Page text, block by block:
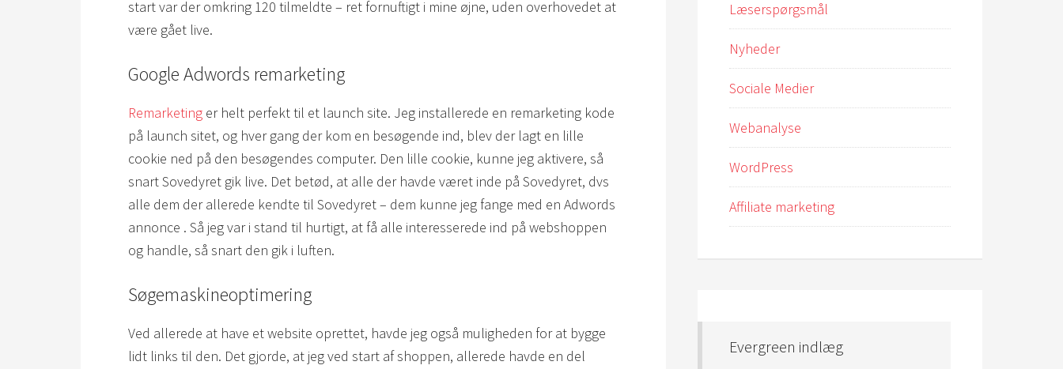
start var der omkring 120 tilmeldte – ret fornuftigt i mine øjne, uden overhovedet at
være gået live.
Google Adwords remarketing
Remarketing er helt perfekt til et launch site. Jeg installerede en remarketing kode
på launch sitet, og hver gang der kom en besøgende ind, blev der lagt en lille
cookie ned på den besøgendes computer. Den lille cookie, kunne jeg aktivere, så
snart Sovedyret gik live. Det betød, at alle der havde været inde på Sovedyret, dvs
alle dem der allerede kendte til Sovedyret – dem kunne jeg fange med en Adwords
annonce . Så jeg var i stand til hurtigt, at få alle interesserede ind på webshoppen
og handle, så snart den gik i luften.
Søgemaskineoptimering
Ved allerede at have et website oprettet, havde jeg også muligheden for at bygge
lidt links til den. Det gjorde, at jeg ved start af shoppen, allerede havde en del
Læserspørgsmål
Nyheder
Sociale Medier
Webanalyse
WordPress
Affiliate marketing
Evergreen indlæg